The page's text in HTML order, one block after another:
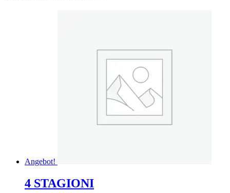
Angebot!
4 STAGIONI